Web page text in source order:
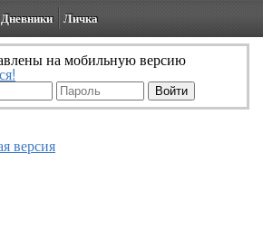
Дневники Личка
на мобильную версию
версия